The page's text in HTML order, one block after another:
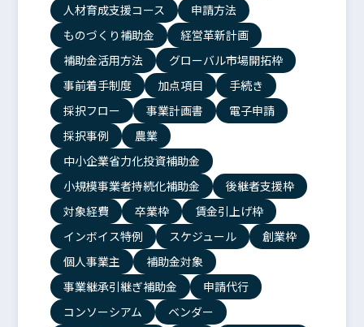
人材育成支援コース
申請方法
ものづくり補助金
経営革新計画
補助金活用方法
グローバル市場開拓枠
事前着手制度
加点項目
手続き
採択フロー
事業計画書
電子申請
採択事例
農業
中小企業省力化投資補助金
小規模事業者持続化補助金
後継者支援枠
対象経費
卒業枠
賃金引上げ枠
インボイス特例
スケジュール
創業枠
個人事業主
補助金対象
事業継承引継ぎ補助金
申請代行
コンソーシアム
ベンダー